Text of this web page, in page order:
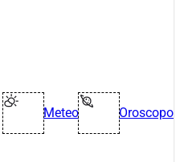
Meteo Oroscopo